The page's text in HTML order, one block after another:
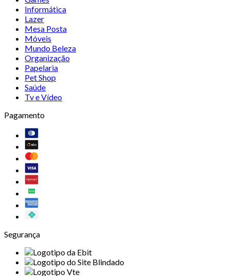
Informática
Lazer
Mesa Posta
Móveis
Mundo Beleza
Organização
Papelaria
Pet Shop
Saúde
Tv e Vídeo
Pagamento
Segurança